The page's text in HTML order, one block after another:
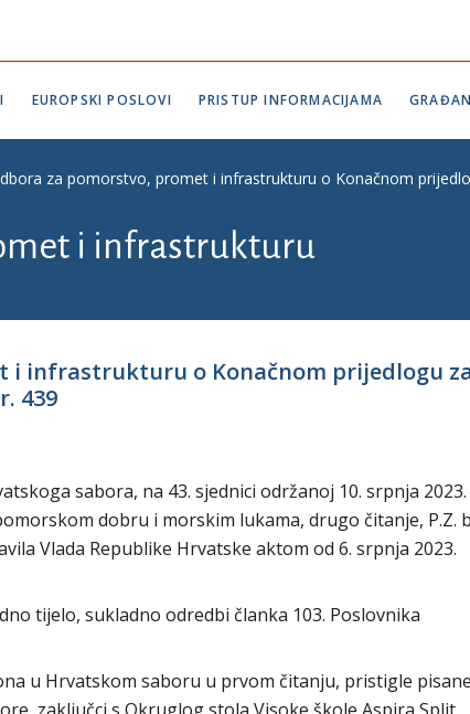
EUROPSKI POSLOVI PRISTUP INFORMACIJAMA
za pomorstvo, promet i infrastrukturu o Konačnom
i infrastrukturu
i infrastrukturu o Konačnom prijedlogu
439
sabora, na 43. sjednici održanoj 10. srpnja 2023.
dobru i morskim lukama, drugo čitanje, P.Z.
Vlada Republike Hrvatske aktom od 6. srpnja 2023.
tijelo, sukladno odredbi članka 103. Poslovnika
u Hrvatskom saboru u prvom čitanju, pristigle pisane